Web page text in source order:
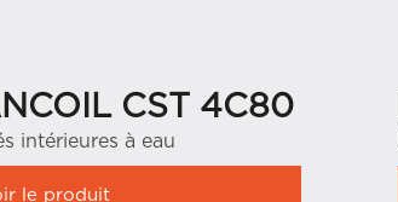
CST 4C80
intérieures à eau
le produit